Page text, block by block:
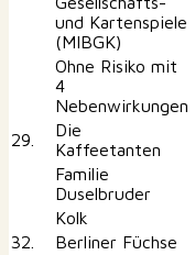
und Kartenspiele
(MIBGK)
Ohne Risiko mit
4
Nebenwirkungen
29.
Die
Kaffeetanten
Familie
Duselbruder
Kolk
32.
Berliner Füchse